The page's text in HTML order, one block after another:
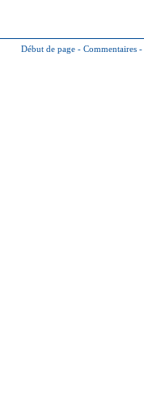
Début de page - Commentaires -